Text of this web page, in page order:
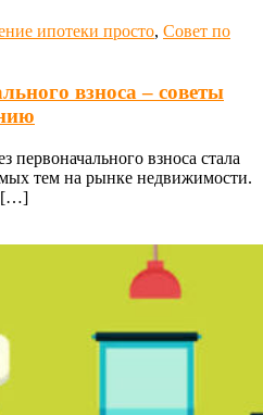
ипотеки просто, Совет по
взноса – советы
первоначального взноса стала
тем на рынке недвижимости.
[…]